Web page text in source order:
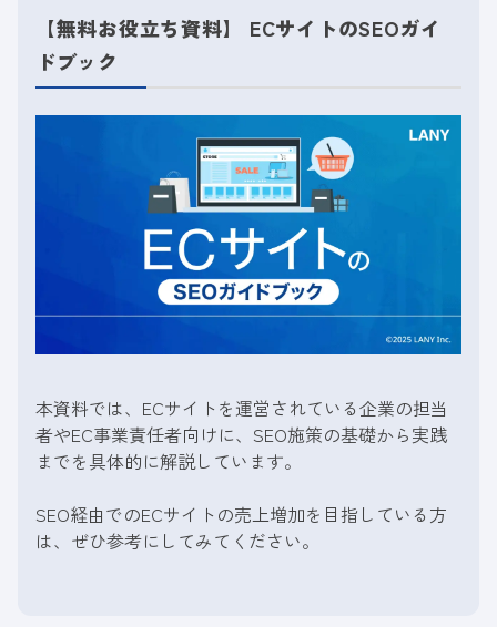
【無料お役立ち資料】 ECサイトのSEOガイ
ドブック
本資料では、ECサイトを運営されている企業の担当
者やEC事業責任者向けに、SEO施策の基礎から実践
までを具体的に解説しています。
SEO経由でのECサイトの売上増加を目指している方
は、ぜひ参考にしてみてください。